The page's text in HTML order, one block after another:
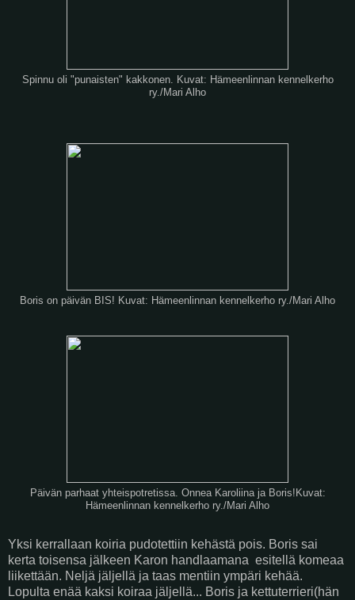
Spinnu oli "punaisten" kakkonen. Kuvat: Hämeenlinnan kennelkerho
ry./Mari Alho
Boris on päivän BIS! Kuvat: Hämeenlinnan kennelkerho ry./Mari Alho
Päivän parhaat yhteispotretissa. Onnea Karoliina ja Boris!Kuvat:
Hämeenlinnan kennelkerho ry./Mari Alho
Yksi kerrallaan koiria pudotettiin kehästä pois. Boris sai
kerta toisensa jälkeen Karon handlaamana esitellä komeaa
liikettään. Neljä jäljellä ja taas mentiin ympäri kehää.
Lopulta enää kaksi koiraa jäljellä... Boris ja kettuterrieri(hän